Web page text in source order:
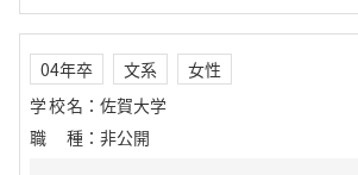
04年卒 文系
女性
学校名 ： 佐賀大学
職種 ： 非公開